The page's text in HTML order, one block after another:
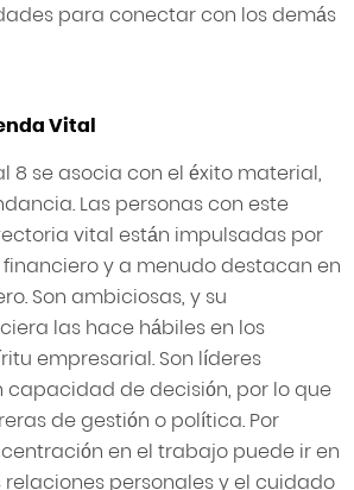
para conectar con los demás
Vital
8 se asocia con el éxito material,
Las personas con este
vital están impulsadas por
financiero y a menudo destacan en
Son ambiciosas, y su
las hace hábiles en los
empresarial. Son líderes
capacidad de decisión, por lo que
de gestión o política. Por
en el trabajo puede ir en
personales y el cuidado